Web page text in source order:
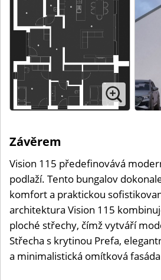
Závěrem
Vision 115 předefinovává
podlaží. Tento bungalov
komfort a praktickou
architektura Vision 115
ploché střechy, čímž vytváří
Střecha s krytinou Prefa,
a minimalistická omítková